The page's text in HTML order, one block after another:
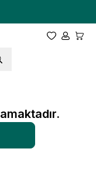
Favorilerim
Hesabım